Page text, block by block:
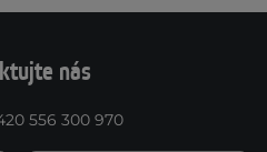
nás
556 300 970